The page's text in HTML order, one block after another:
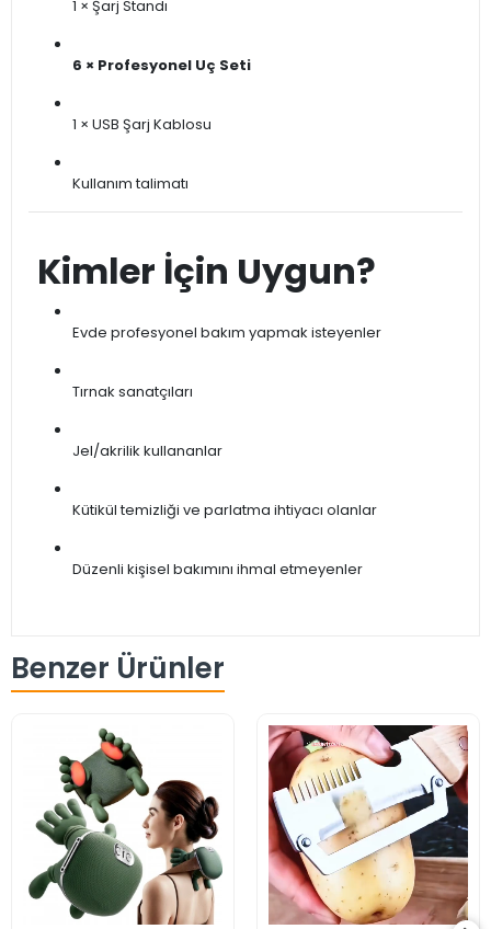
1 × Şarj Standı
6 × Profesyonel Uç Seti
1 × USB Şarj Kablosu
Kullanım talimatı
Kimler İçin Uygun?
Evde profesyonel bakım yapmak isteyenler
Tırnak sanatçıları
Jel/akrilik kullananlar
Kütikül temizliği ve parlatma ihtiyacı olanlar
Düzenli kişisel bakımını ihmal etmeyenler
Benzer Ürünler